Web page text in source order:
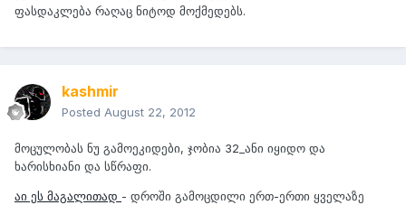
ფასდაკლება რაღაც ნიტოდ მოქმედებს.
kashmir
Posted August 22, 2012
მოცულობას ნუ გამოეკიდები, ჯობია 32_ანი იყიდო და
ხარისხიანი და სწრაფი.
აი ეს მაგალითად - დროში გამოცდილი ერთ-ერთი ყველაზე